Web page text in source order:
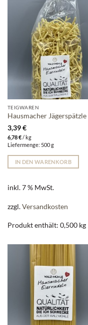
TEIGWAREN
Hausmacher Jägerspätzle
3,39€
6,78€/kg
Liefermenge: 500 g
IN DEN WARENKORB
inkl. 7 % MwSt.
zzgl.Versandkosten
Produkt enthält: 0,500 kg